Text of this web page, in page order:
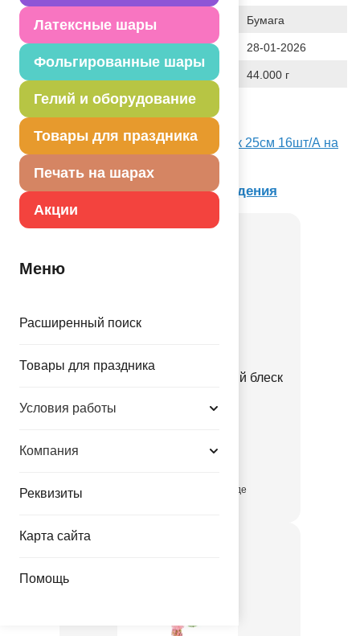
Латексные шары
Фольгированные шары
Гелий и оборудование
Товары для праздника
Печать на шарах
Акции
Меню
Расширенный поиск
Товары для праздника
Условия работы
Компания
Реквизиты
Карта сайта
Помощь
Исходный материал Бумага
Дата последнего изменения элемента 28-01-2026
44.000 г
Описание товара
Посмотреть Салфетка 1-й ДР Мальчик 25см 16шт/А на
Портале оптовых закупок
Товар из коллекции1-й День Рождения
Помпон бум 1-й ДР Нежный блеск
432.00 руб.
присутствует на складе